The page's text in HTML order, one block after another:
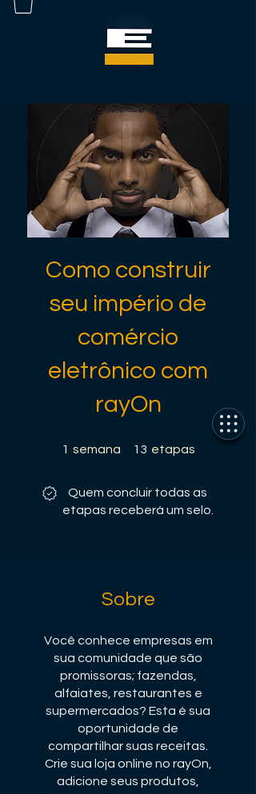
Como construir
seu império de
comércio
eletrônico com
rayOn
1 semana 1 semana
13 etapas
Quem concluir todas as
etapas receberá um selo.
Sobre
Você conhece empresas em
sua comunidade que são
promissoras; fazendas,
alfaiates, restaurantes e
supermercados? Esta é sua
oportunidade de
compartilhar suas receitas.
Crie sua loja online no rayOn,
adicione seus produtos,